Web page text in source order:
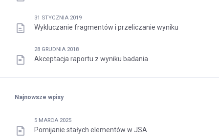
31 STYCZNIA 2019
Wykluczanie fragmentów i przeliczanie wyniku
28 GRUDNIA 2018
Akceptacja raportu z wyniku badania
Najnowsze wpisy
5 MARCA 2025
Pomijanie stałych elementów w JSA